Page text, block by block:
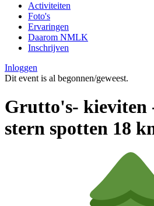
Activiteiten
Foto's
Ervaringen
Daarom NMLK
Inschrijven
Inloggen
Dit event is al begonnen/geweest.
Grutto's- kieviten
stern spotten 18